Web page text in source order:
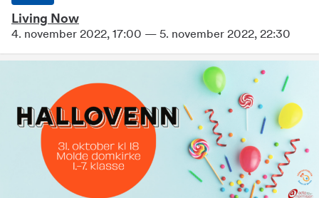
Living Now
4. november 2022, 17:00 — 5. november 2022, 22:30